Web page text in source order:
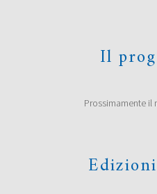
Il
Prossimamente il